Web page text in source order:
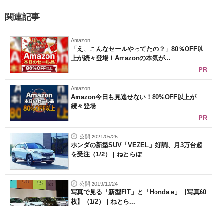
関連記事
Amazon
「え、こんなセールやってたの？」80％OFF以
上が続々登場！Amazonの本気が...
PR
Amazon
Amazon今日も見逃せない！80%OFF以上が
続々登場
PR
公開 2021/05/25
ホンダの新型SUV「VEZEL」好調、月3万台超
を受注（1/2） | ねとらぼ
公開 2019/10/24
写真で見る「新型FIT」と「Honda e」【写真60
枚】（1/2） | ねとら...